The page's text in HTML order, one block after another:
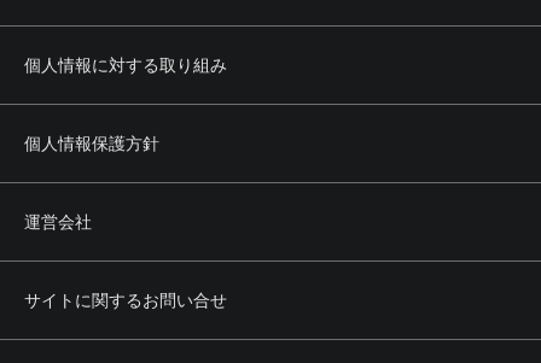
個人情報に対する取り組み
個人情報保護方針
運営会社
サイトに関するお問い合せ